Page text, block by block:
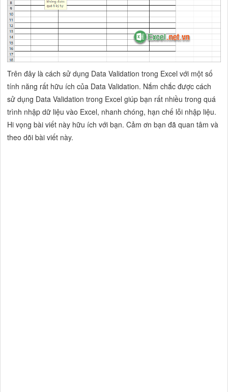
Trên đây là cách sử dụng Data Validation trong Excel với một số
tính năng rất hữu ích của Data Validation. Nắm chắc được cách
sử dụng Data Validation trong Excel giúp bạn rất nhiều trong quá
trình nhập dữ liệu vào Excel, nhanh chóng, hạn chế lỗi nhập liệu.
Hi vọng bài viết này hữu ích với bạn. Cảm ơn bạn đã quan tâm và
theo dõi bài viết này.